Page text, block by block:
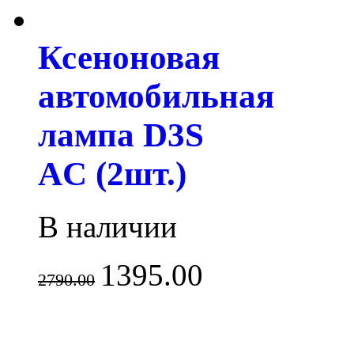
Ксеноновая
автомобильная
лампа D3S
AC (2шт.)
В наличии
2790.00 1395.00